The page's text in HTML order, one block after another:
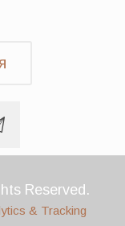
Reserved.
& Tracking